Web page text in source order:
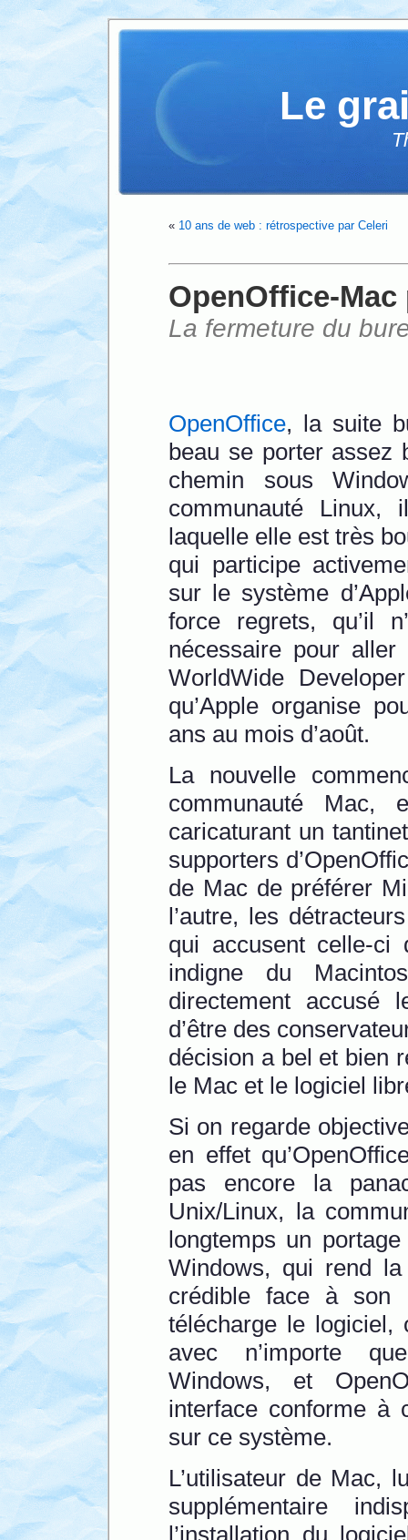
Le
« 10 ans de web : rétrospective par Celeri
OpenOffice-Mac
La fermeture du
OpenOffice, la suite
beau se porter assez
chemin sous
communauté Linux,
laquelle elle est très
qui participe
sur le système
force regrets, qu’il
nécessaire pour
WorldWide
qu’Apple organise
ans au mois d’août.
La nouvelle
communauté Mac,
caricaturant un
supporters
de Mac de préférer
l’autre, les
qui accusent celle-ci
indigne du
directement accusé
d’être des
décision a bel et bien
le Mac et le logiciel
Si on regarde
en effet
pas encore la
Unix/Linux, la
longtemps un
Windows, qui rend
crédible face à son
télécharge le logiciel,
avec n’importe
Windows, et
interface conforme à
sur ce système.
L’utilisateur de Mac,
supplémentaire
l’installation du